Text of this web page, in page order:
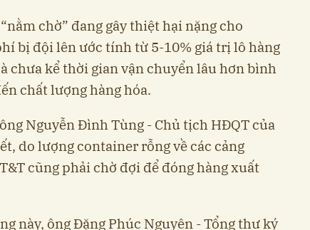
chờ” đang gây thiệt hại nặng cho
bị đội lên ước tính từ 5-10% giá trị lô hàng
chưa kể thời gian vận chuyển lâu hơn bình
chất lượng hàng hóa.
Nguyễn Đình Tùng - Chủ tịch HĐQT của
do lượng container rỗng về các cảng
cũng phải chờ đợi để đóng hàng xuất
này, ông Đặng Phúc Nguyên - Tổng thư ký